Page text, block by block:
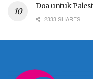
Doa untuk
2333 SHARES